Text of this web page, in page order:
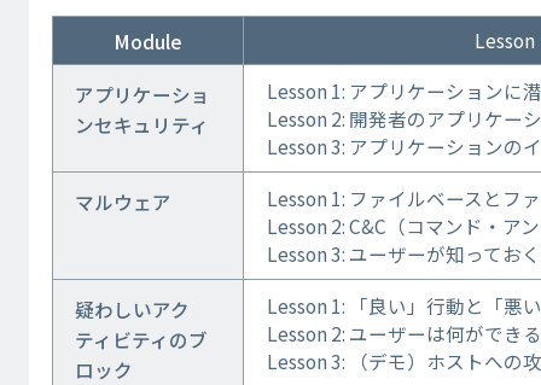
Module Lesson
アプリケーショ
ンセキュリティ
Lesson 1: アプリケーションに
Lesson 2: 開発者のアプリケー
Lesson 3: アプリケーションの
マルウェア
Lesson 1: ファイルベースとフ
Lesson 2: C&C（コマンド・ア
Lesson 3: ユーザーが知ってお
疑わしいアク
ティビティのブ
ロック
Lesson 1: 「良い」行動と「悪
Lesson 2: ユーザーは何ができ
Lesson 3: （デモ）ホストへの